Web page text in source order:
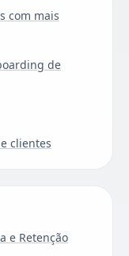
com mais
de
clientes
e Retenção